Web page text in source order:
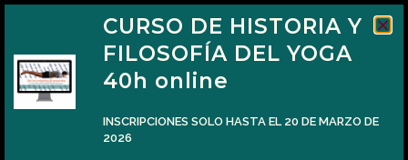
CURSO DE HISTORIA Y
FILOSOFÍA DEL YOGA
40h online
INSCRIPCIONES SOLO HASTA EL 20 DE MARZO DE
2026